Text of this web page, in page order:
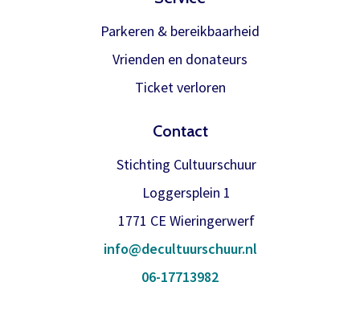
Parkeren & bereikbaarheid
Vrienden en donateurs
Ticket verloren
Contact
Stichting Cultuurschuur
Loggersplein 1
1771 CE Wieringerwerf
info@decultuurschuur.nl
06-17713982